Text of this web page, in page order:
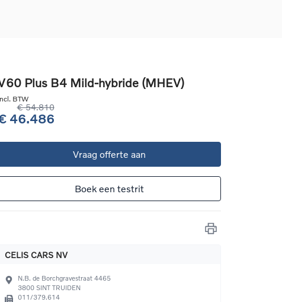
auto
Plus B4 Mild-hybride (MHEV)
BTW
€ 54.810
46.486
Vraag offerte aan
Boek een testrit
CELIS CARS NV
N.B. de Borchgravestraat 4465
3800 SINT TRUIDEN
011/379.614